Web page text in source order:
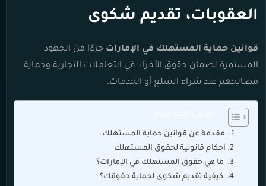
العقوبات، تقديم شكوى
قوانين حماية المستهلك في الإمارات جزءًا من الجهود
المستمرة لضمان حقوق الأفراد في التعاملات التجارية وحماية
مصالحهم عند شراء السلع أو الخدمات.
مقدمة عن قوانين حماية المستهلك
أحكام قانونية لحقوق المستهلك
ما هي حقوق المستهلك في الإمارات؟
كيفية تقديم شكوى لحماية حقوقك؟